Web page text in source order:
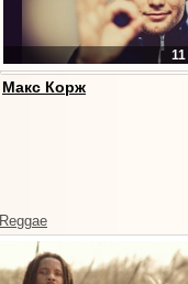
11
Макс Корж
Reggae